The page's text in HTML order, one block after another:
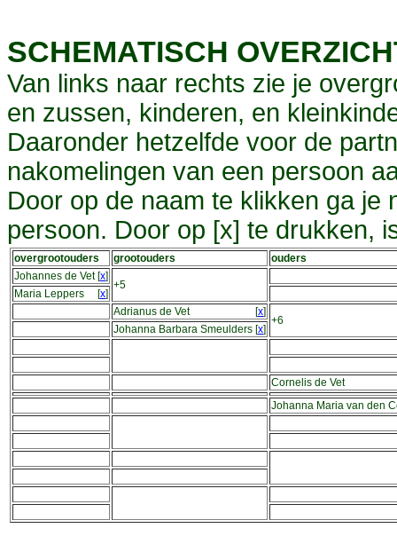
SCHEMATISCH
Van links naar rechts zie je
en zussen, kinderen, en
Daaronder hetzelfde voor de
nakomelingen van een persoon
Door op de naam te klikken ga je
persoon. Door op [x] te drukken,
overgrootouders grootouders
ouders
Johannes de Vet[x]
+5
Maria Leppers [x]
Adrianus de Vet
[x]
+6
Johanna Barbara Smeulders [x]
Cornelis de Vet
Johanna Maria van den